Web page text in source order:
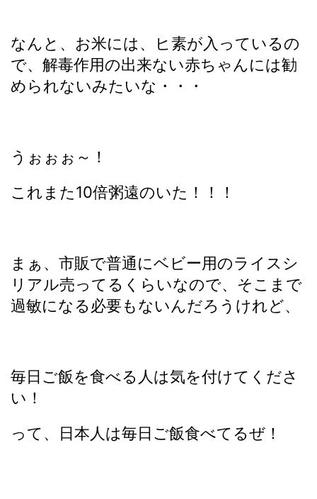
なんと、お米には、ヒ素が入っているの
で、解毒作用の出来ない赤ちゃんには勧
められないみたいな・・・
うぉぉぉ～！
これまた10倍粥遠のいた！！！
まぁ、市販で普通にベビー用のライスシ
リアル売ってるくらいなので、そこまで
過敏になる必要もないんだろうけれど、
毎日ご飯を食べる人は気を付けてくださ
い！
って、日本人は毎日ご飯食べてるぜ！